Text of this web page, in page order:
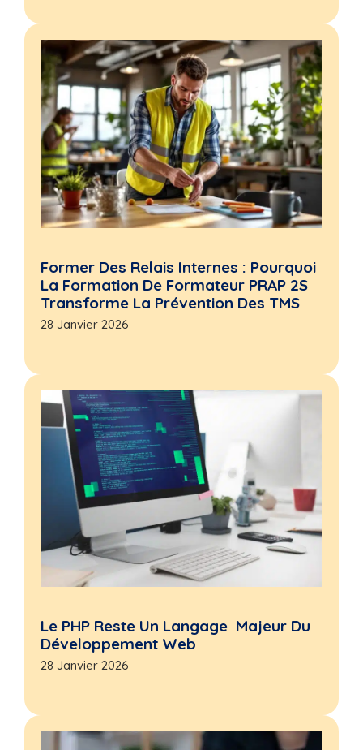
Former Des Relais Internes : Pourquoi
La Formation De Formateur PRAP 2S
Transforme La Prévention Des TMS
28 Janvier 2026
Le PHP Reste Un Langage Majeur Du
Développement Web
28 Janvier 2026